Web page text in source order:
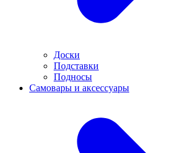
Доски
Подставки
Подносы
Самовары и аксессуары